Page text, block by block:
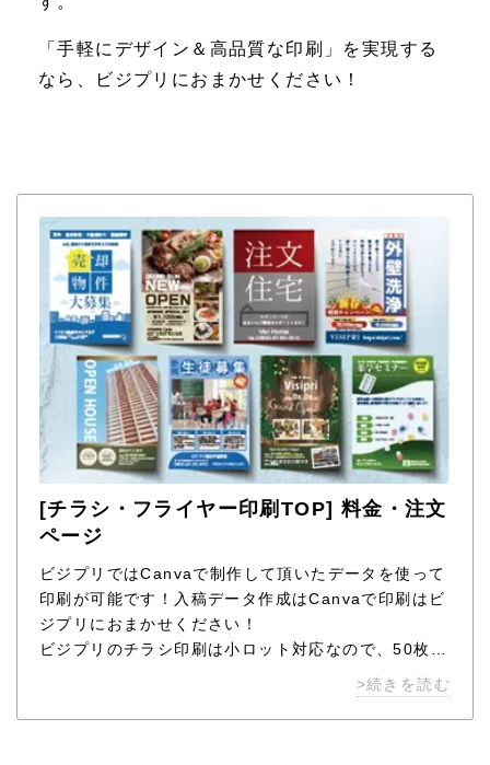
「手軽にデザイン＆高品質な印刷」を実現する
なら、ビジプリにおまかせください！
[チラシ・フライヤー印刷TOP] 料金・注文
ページ
ビジプリではCanvaで制作して頂いたデータを使って
印刷が可能です！入稿データ作成はCanvaで印刷はビ
ジプリにおまかせください！
ビジプリのチラシ印刷は小ロット対応なので、50枚か
最新のオンデマンド印刷機で印刷しますので、色鮮や
かで高品質なチラシをお届けします。
>続きを読む